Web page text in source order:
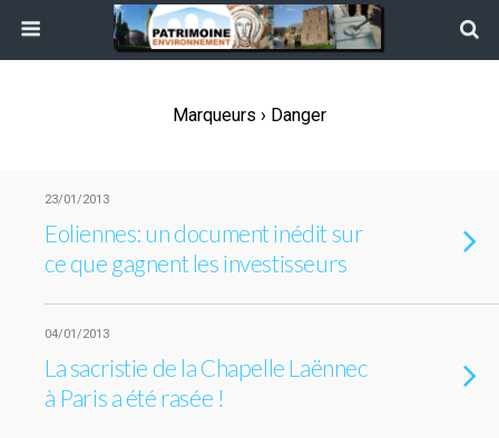
Marqueurs › Danger
23/01/2013
Eoliennes: un document inédit sur
ce que gagnent les investisseurs
04/01/2013
La sacristie de la Chapelle Laënnec
à Paris a été rasée !